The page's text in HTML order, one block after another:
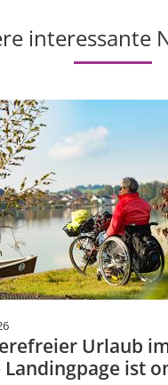
interessante
Urlaub
Landingpage ist